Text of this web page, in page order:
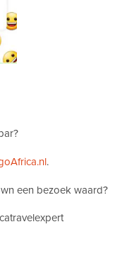
.
een bezoek waard?